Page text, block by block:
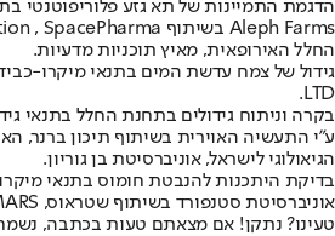
הדגמת התמיינות של תא גזע פלוריפוטנטי
החלל האירופאית, מאיץ תוכניות מדעיות.
LTD.
בקרה וניתוח גידולים בתחנת החלל בתנאי
ע"י התעשיה האוירית בשיתוף תיכון ברנר,
הגיאולוגי לישראל, אוניברסיטת בן גוריון.
בדיקת היתכנות להנבטת חומוס בתנאי
אוניברסיטת סטנפורד בשיתוף שטראוס, D-MARS ,מרכז מדעים ירוחם.
טעינו? נתקן! אם מצאתם טעות בכתבה,